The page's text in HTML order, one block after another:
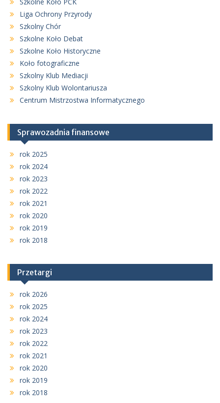
Liga Ochrony Przyrody
Szkolny Chór
Szkolne Koło Debat
Szkolne Koło Historyczne
Koło fotograficzne
Szkolny Klub Mediacji
Szkolny Klub Wolontariusza
Centrum Mistrzostwa Informatycznego
Sprawozadnia finansowe
rok 2025
rok 2024
rok 2023
rok 2022
rok 2021
rok 2020
rok 2019
rok 2018
Przetargi
rok 2026
rok 2025
rok 2024
rok 2023
rok 2022
rok 2021
rok 2020
rok 2019
rok 2018